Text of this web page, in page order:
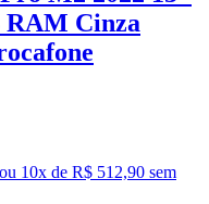
RAM Cinza
ou 10x de R$ 512,90 sem